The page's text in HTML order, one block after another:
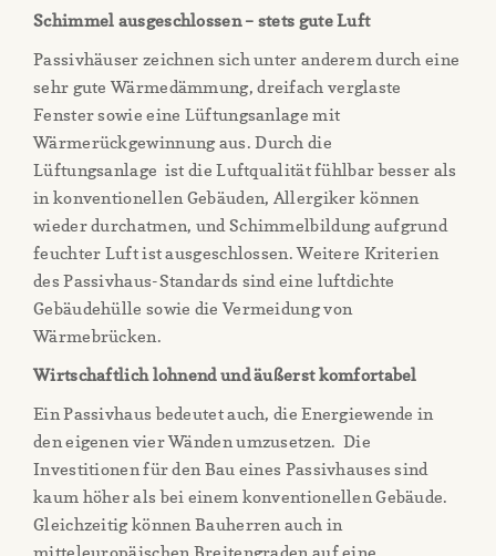
Schimmel ausgeschlossen – stets gute Luft
Passivhäuser zeichnen sich unter anderem durch eine
sehr gute Wärmedämmung, dreifach verglaste
Fenster sowie eine Lüftungsanlage mit
Wärmerückgewinnung aus. Durch die
Lüftungsanlage ist die Luftqualität fühlbar besser als
in konventionellen Gebäuden, Allergiker können
wieder durchatmen, und Schimmelbildung aufgrund
feuchter Luft ist ausgeschlossen. Weitere Kriterien
des Passivhaus-Standards sind eine luftdichte
Gebäudehülle sowie die Vermeidung von
Wärmebrücken.
Wirtschaftlich lohnend und äußerst komfortabel
Ein Passivhaus bedeutet auch, die Energiewende in
den eigenen vier Wänden umzusetzen. Die
Investitionen für den Bau eines Passivhauses sind
kaum höher als bei einem konventionellen Gebäude.
Gleichzeitig können Bauherren auch in